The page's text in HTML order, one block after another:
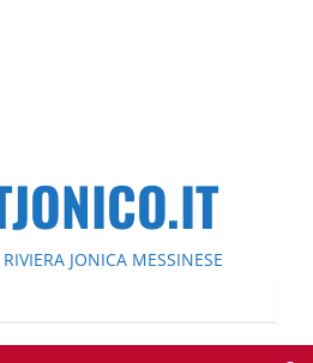
JONICA MESSINESE